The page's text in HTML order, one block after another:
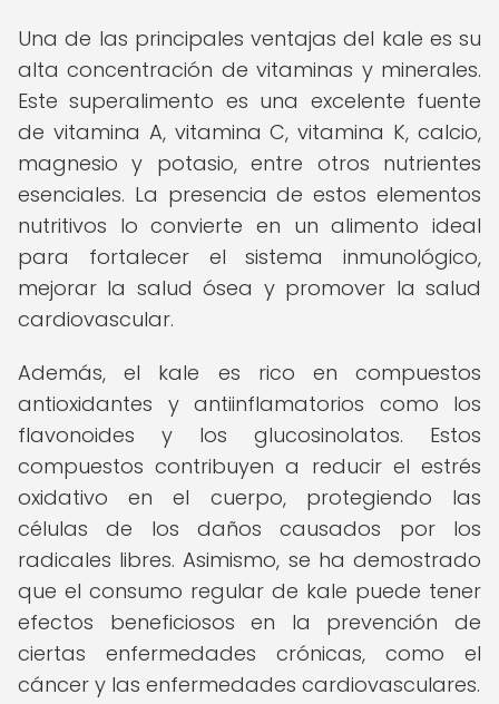
Una de las principales ventajas del kale es su
alta concentración de vitaminas y minerales.
Este superalimento es una excelente fuente
de vitamina A, vitamina C, vitamina K, calcio,
magnesio y potasio, entre otros nutrientes
esenciales. La presencia de estos elementos
nutritivos lo convierte en un alimento ideal
para fortalecer el sistema inmunológico,
mejorar la salud ósea y promover la salud
cardiovascular.
Además, el kale es rico en compuestos
antioxidantes y antiinflamatorios como los
flavonoides y los glucosinolatos. Estos
compuestos contribuyen a reducir el estrés
oxidativo en el cuerpo, protegiendo las
células de los daños causados por los
radicales libres. Asimismo, se ha demostrado
que el consumo regular de kale puede tener
efectos beneficiosos en la prevención de
ciertas enfermedades crónicas, como el
cáncer y las enfermedades cardiovasculares.